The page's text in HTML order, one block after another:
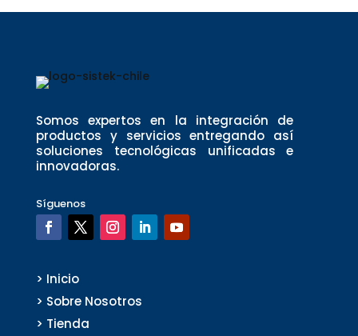
Somos expertos en la integración de
productos y servicios entregando así
soluciones tecnológicas unificadas e
innovadoras.
Síguenos
> Inicio
> Sobre Nosotros
> Tienda